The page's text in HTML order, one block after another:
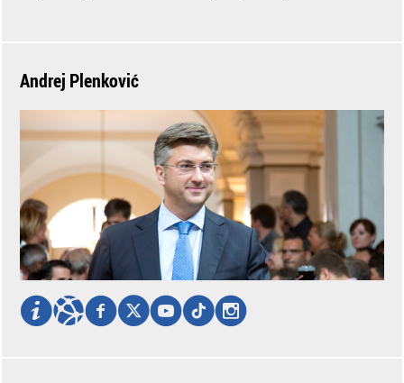
Andrej Plenković